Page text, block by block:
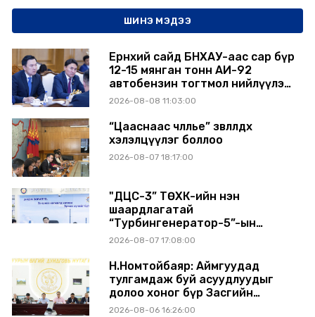
ШИНЭ МЭДЭЭ
Ерөнхий сайд БНХАУ-аас сар бүр
12-15 мянган тонн АИ-92
автобензин тогтмол нийлүүлэх
хүсэлт тавилаа
2026-08-08 11:03:00
“Цааснаас чөлөөлье” зөвлөлдөх
хэлэлцүүлэг боллоо
2026-08-07 18:17:00
"ДЦС-3” ТӨХК-ийн нэн
шаардлагатай
“Турбингенератор-5”-ын
шинэчлэлийн төсвийг
2026-08-07 17:08:00
Н.Номтойбаяр: Аймгуудад
тулгамдаж буй асуудлуудыг
долоо хоног бүр Засгийн
газрын хуралдаанд
2026-08-06 16:26:00